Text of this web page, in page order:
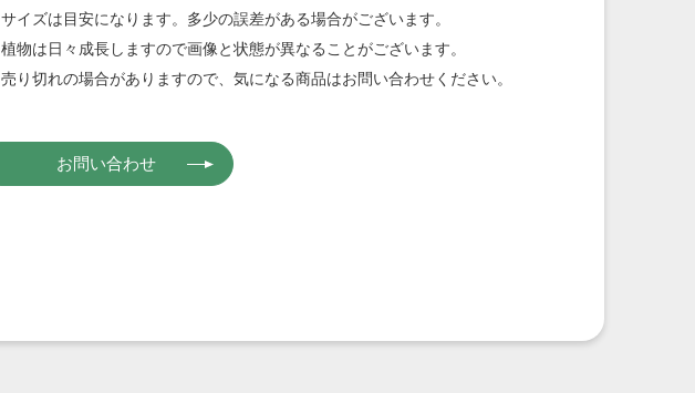
サイズは目安になります。多少の誤差がある場合がございます。
植物は日々成長しますので画像と状態が異なることがございます。
売り切れの場合がありますので、気になる商品はお問い合わせください。
お問い合わせ